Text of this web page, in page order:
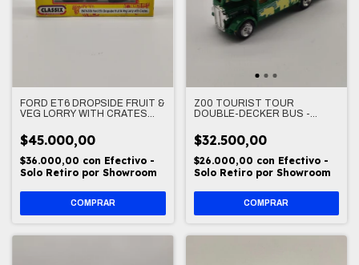
FORD ET6 DROPSIDE FRUIT &
VEG LORRY WITH CRATES
$45.000,00
$36.000,00 con Efectivo -
Solo Retiro por Showroom
Z00 TOURIST TOUR
DOUBLE-DECKER BUS -
$32.500,00
$26.000,00 con Efectivo -
Solo Retiro por Showroom